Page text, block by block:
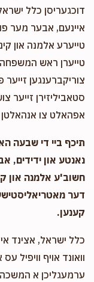
דוכגעריסן כלל
איינעם, אבער מער
טייערע אלמנה און
טייערן ראש המשפחה,
צוריקברענגען
סטאביליזירן זייער
אפהאלט צו
תיכף ביי די שבעה
נאנטע און ידידים,
חשוב'ע אלמנה און
דער
קענען.
כלל ישראל, אצינד
וואונד אויף וויפיל
ערמעגליכן א המשכה